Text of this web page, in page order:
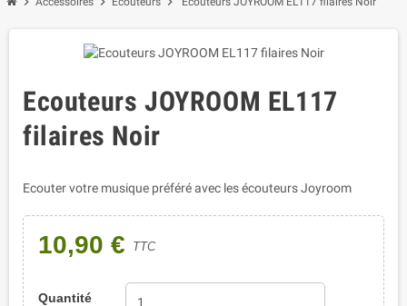
Ecouteurs JOYROOM EL117
filaires Noir
Ecouter votre musique préféré avec les écouteurs Joyroom
10,90 € TTC
Quantité